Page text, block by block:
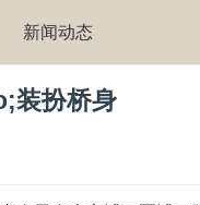
新闻动态
装扮桥身